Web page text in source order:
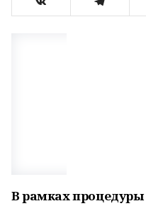
В рамках